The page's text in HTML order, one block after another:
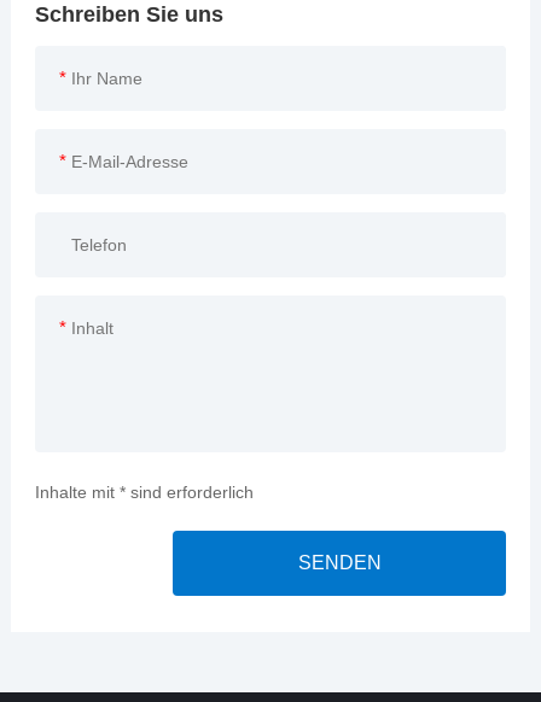
Schreiben Sie uns
*
*
*
Inhalte mit * sind erforderlich